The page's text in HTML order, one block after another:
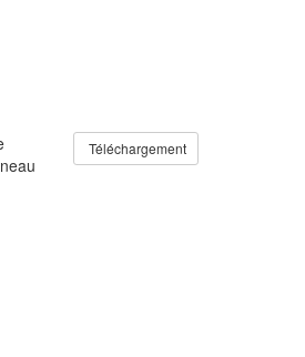
Téléchargement